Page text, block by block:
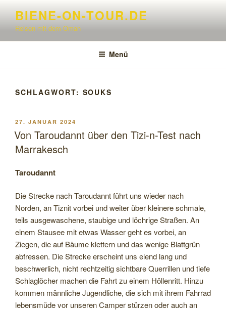
springen
BIENE-ON-TOUR.DE
Reisen mit dem Oman
Menü
SCHLAGWORT: SOUKS
VERÖFFENTLICHT
AM
27. JANUAR 2024
Von Taroudannt über den Tizi-n-Test nach
Marrakesch
Taroudannt
Die Strecke nach Taroudannt führt uns wieder nach
Norden, an Tiznit vorbei und weiter über kleinere schmale,
teils ausgewaschene, staubige und löchrige Straßen. An
einem Stausee mit etwas Wasser geht es vorbei, an
Ziegen, die auf Bäume klettern und das wenige Blattgrün
abfressen. Die Strecke erscheint uns elend lang und
beschwerlich, nicht rechtzeitig sichtbare Querrillen und tiefe
Schlaglöcher machen die Fahrt zu einem Höllenritt. Hinzu
kommen männliche Jugendliche, die sich mit ihrem Fahrrad
lebensmüde vor unseren Camper stürzen oder auch an